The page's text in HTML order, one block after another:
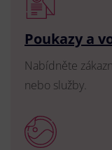
Poukazy a
Nabídněte
nebo služby.